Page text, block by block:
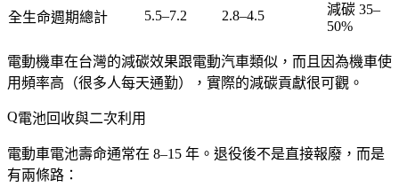
全生命週期總計 5.5–7.2 2.8–4.5
減碳 35–
50%
電動機車在台灣的減碳效果跟電動汽車類似，而且因為機車使
用頻率高（很多人每天通勤），實際的減碳貢獻很可觀。
電池回收與二次利用
電動車電池壽命通常在 8–15 年。退役後不是直接報廢，而是
有兩條路：